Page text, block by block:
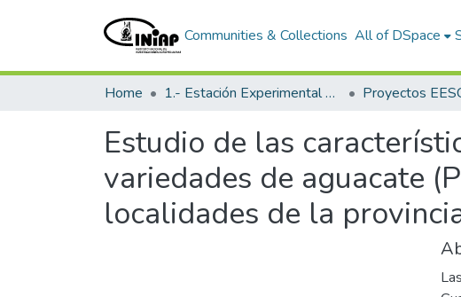
Communities & Collections All of DSpace
Home 1.- Estación Experimental Santa Catalina Proyectos
Estudio de las
variedades de aguacate
localidades de la